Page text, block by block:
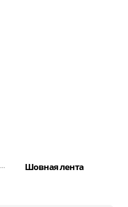
Искусственная трава Шовная лента